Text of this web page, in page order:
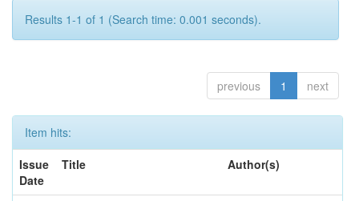
Results 1-1 of 1 (Search time: 0.001 seconds).
previous 1 next
Item hits:
Issue
Date
Title Author(s)